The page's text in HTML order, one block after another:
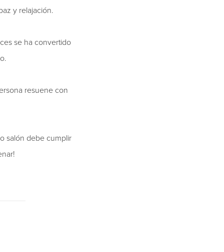
y relajación.
se ha convertido
resuene con
salón debe cumplir